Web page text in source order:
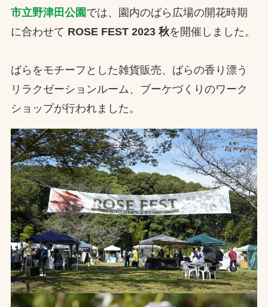
採用情報
検索
お問合せ
お取引先の皆様へ
プライバシーポリシー
ソーシャルメディアポリシー
文字の見えづらさや操作にお困りの方へ
市立野津田公園では、園内のばら広場の開花時期
に合わせて ROSE FEST 2023 秋を開催しました。
ばらをモチーフとした雑貨販売、ばらの香り漂う
リラクゼーションルーム、ブーケづくりのワーク
ショップが行われました。